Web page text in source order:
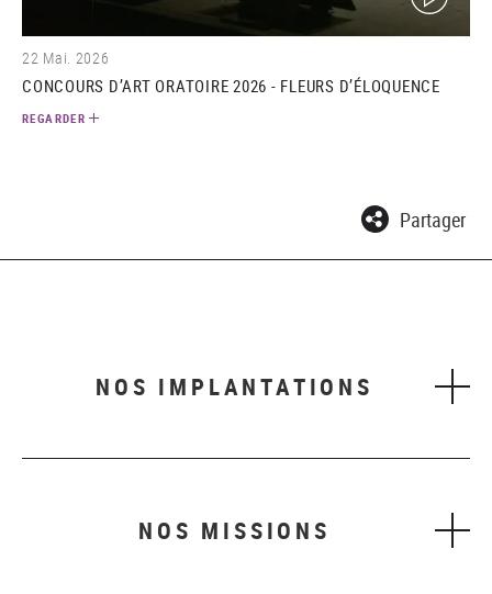
22 Mai. 2026
CONCOURS D’ART ORATOIRE 2026 - FLEURS D’ÉLOQUENCE
REGARDER
Partager
NOS IMPLANTATIONS
NOS MISSIONS